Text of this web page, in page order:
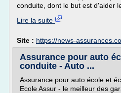
conduite, dont le but est d'aider
Lire la suite
Site : https://news-
Assurance pour auto
conduite - Auto ...
Assurance pour auto école et
Ecole Assur - le meilleur des